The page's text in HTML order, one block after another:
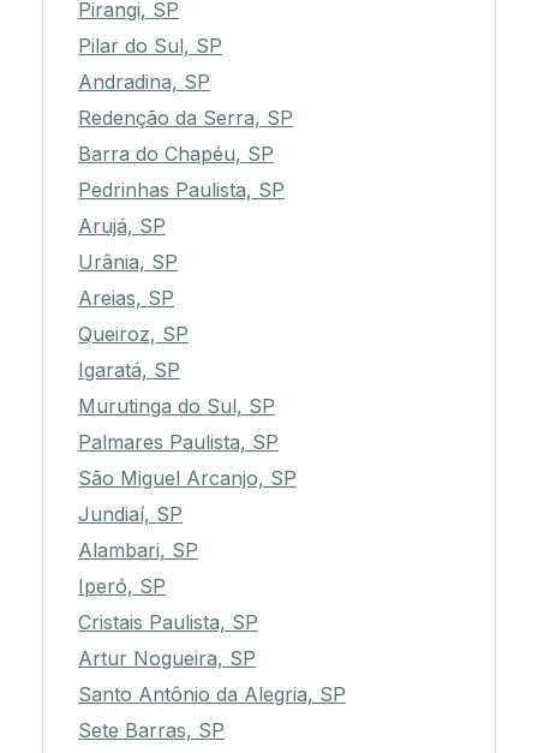
Pirangi, SP
Pilar do Sul, SP
Andradina, SP
Redenção da Serra, SP
Barra do Chapéu, SP
Pedrinhas Paulista, SP
Arujá, SP
Urânia, SP
Areias, SP
Queiroz, SP
Igaratá, SP
Murutinga do Sul, SP
Palmares Paulista, SP
São Miguel Arcanjo, SP
Jundiaí, SP
Alambari, SP
Iperó, SP
Cristais Paulista, SP
Artur Nogueira, SP
Santo Antônio da Alegria, SP
Sete Barras, SP